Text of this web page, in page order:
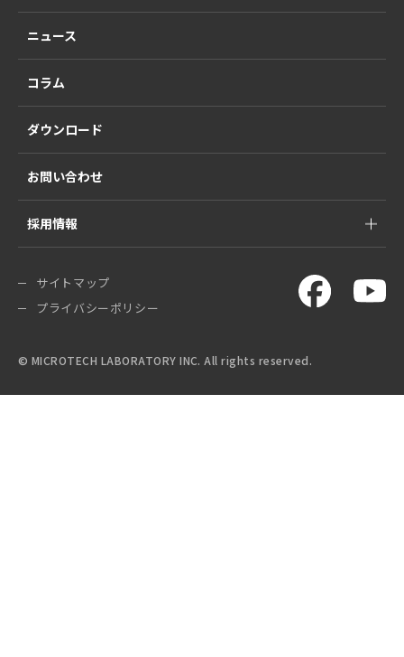
ニュース
コラム
ダウンロード
お問い合わせ
採用情報
© MICROTECH LABORATORY INC. All rights reserved.
サイトマップ
プライバシーポリシー